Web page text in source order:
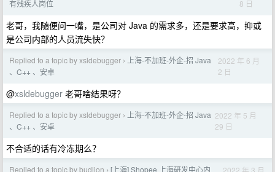
有残疾人岗位
8 日
老哥，我随便问一嘴，是公司对 Java 的需求多，还是要求高，抑或
是公司内部的人员流失快？
Replied to a topic by xsldebugger ›
上海-不加班-外企-招 Java
、C++ 、安卓
2022 年 6 月
2 日
@xsldebugger 老哥啥结果呀？
Replied to a topic by xsldebugger ›
上海-不加班-外企-招 Java
、C++ 、安卓
2022 年 5 月
29 日
不合适的话有冷冻期么？
Replied to a topic by budlion › [上海] Shopee 上海研发中心内 2022 年 3 月